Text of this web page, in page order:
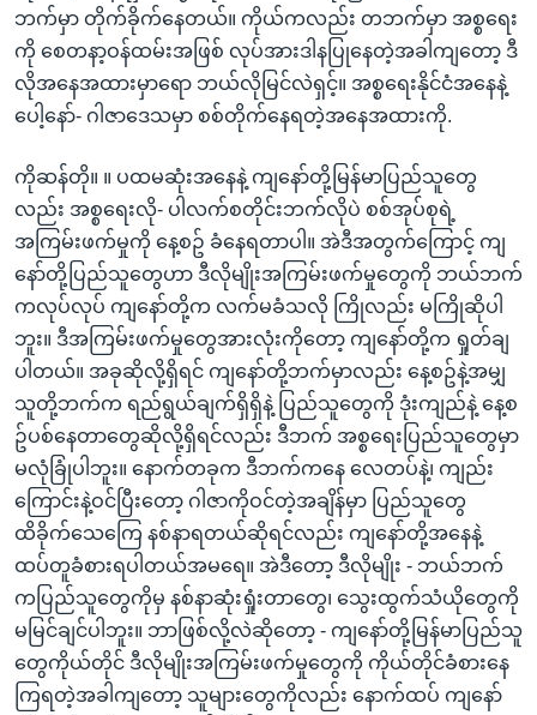
ဘက်မှာ တိုက်ခိုက်နေတယ်။ ကိုယ်ကလည်း တဘက်မှာ အစ္စရေး
ကို စေတနာ့ဝန်ထမ်းအဖြစ် လုပ်အားဒါနပြုနေတဲ့အခါကျတော့ ဒီ
လိုအနေအထားမှာရော ဘယ်လိုမြင်လဲရှင့်။ အစ္စရေးနိုင်ငံအနေနဲ့
ပေါ့နော်- ဂါဇာဒေသမှာ စစ်တိုက်နေရတဲ့အနေအထားကို.
ကိုဆန်တို။ ။ ပထမဆုံးအနေနဲ့ ကျနော်တို့မြန်မာပြည်သူတွေ
လည်း အစ္စရေးလို- ပါလက်စတိုင်းဘက်လိုပဲ စစ်အုပ်စုရဲ့
အကြမ်းဖက်မှုကို နေ့စဥ် ခံနေရတာပါ။​ အဲဒီအတွက်ကြောင့် ကျ
နော်တို့ပြည်သူတွေဟာ ဒီလိုမျိုးအကြမ်းဖက်မှုတွေကို ဘယ်ဘက်
ကလုပ်လုပ် ကျနော်တို့က လက်မခံသလို ကြိုလည်း မကြိုဆိုပါ
ဘူး။ ဒီအကြမ်းဖက်မှုတွေအားလုံးကိုတော့ ကျနော်တို့က ရှုတ်ချ
ပါတယ်။ အခုဆိုလို့ရှိရင် ကျနော်တို့ဘက်မှာလည်း နေ့စဥ်နဲ့အမျှ
သူတို့ဘက်က ရည်ရွယ်ချက်ရှိရှိနဲ့ ပြည်သူတွေကို ဒုံးကျည်နဲ့ နေ့စ
ဥ်ပစ်နေတာတွေဆိုလို့ရှိရင်လည်း ဒီဘက် အစ္စရေးပြည်သူတွေမှာ
မလုံခြုံပါဘူး။ နောက်တခုက ဒီဘက်ကနေ လေတပ်နဲ့၊ ကျည်း
ကြောင်းနဲ့ဝင်ပြီးတော့ ဂါဇာကိုဝင်တဲ့အချိန်မှာ ပြည်သူတွေ
ထိခိုက်သေကြေ နစ်နာရတယ်ဆိုရင်လည်း ကျနော်တို့အနေနဲ့
ထပ်တူခံစားရပါတယ်အမရေ။ အဲဒီတော့ ဒီလိုမျိုး - ဘယ်ဘက်
ကပြည်သူတွေကိုမှ နစ်နာဆုံးရှုံးတာတွေ၊ သွေးထွက်သံယိုတွေကို
မမြင်ချင်ပါဘူး။ ဘာဖြစ်လို့လဲဆိုတော့ - ကျနော်တို့မြန်မာပြည်သူ
တွေကိုယ်တိုင် ဒီလိုမျိုးအကြမ်းဖက်မှုတွေကို ကိုယ်တိုင်ခံစားနေ
ကြရတဲ့အခါကျတော့ သူများတွေကိုလည်း နောက်ထပ် ကျနော်